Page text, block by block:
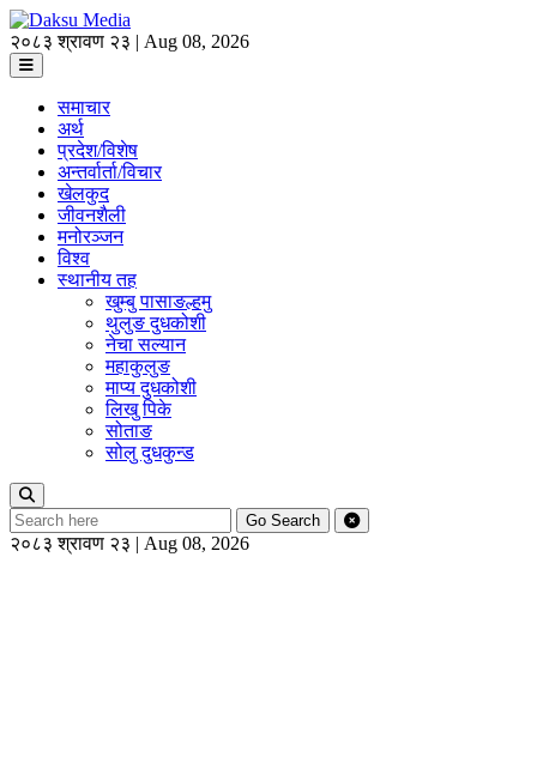
२०८३ श्रावण २३ | Aug 08, 2026
समाचार
अर्थ
प्रदेश/विशेष
अन्तर्वार्ता/विचार
खेलकुद
जीवनशैली
मनोरञ्जन
विश्व
स्थानीय तह
खुम्बु पासाङल्हमु
थुलुङ दुधकोशी
नेचा सल्यान
महाकुलुङ
माप्य दुधकोशी
लिखु पिके
सोताङ
सोलु दुधकुन्ड
Go Search
२०८३ श्रावण २३ | Aug 08, 2026